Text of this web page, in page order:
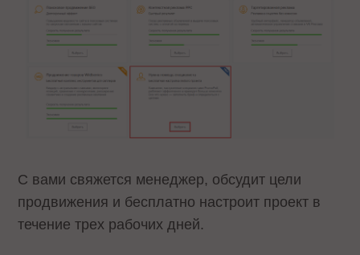
С вами свяжется менеджер, обсудит цели
продвижения и бесплатно настроит проект в
течение трех рабочих дней.